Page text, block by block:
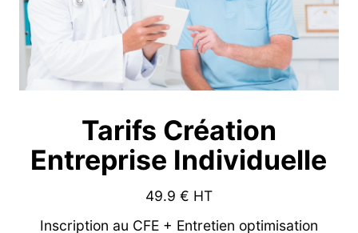
Tarifs Création
Entreprise Individuelle
49.9 € HT
Inscription au CFE + Entretien optimisation